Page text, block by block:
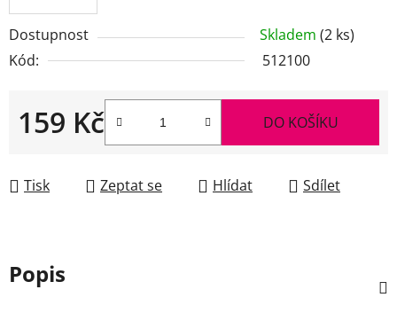
Dostupnost Skladem (2 ks)
Kód:
512100
159 Kč DO KOŠÍKU
Tisk Zeptat se Hlídat Sdílet
Popis